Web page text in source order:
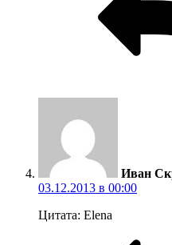
Иван
03.12.2013 в 00:00
Цитата: Elena